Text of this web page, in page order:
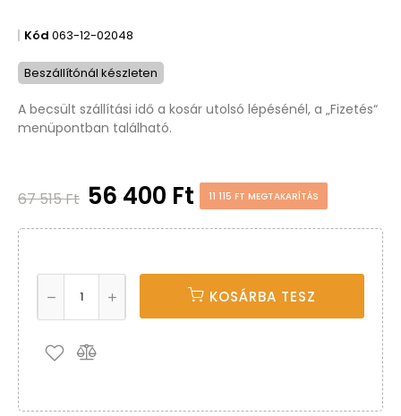
Kód 063-12-02048
Beszállítónál készleten
A becsült szállítási idő a kosár utolsó lépésénél, a „Fizetés“
menüpontban található.
67 515 Ft 56 400 Ft 11 115 FT MEGTAKARÍTÁS
KOSÁRBA TESZ